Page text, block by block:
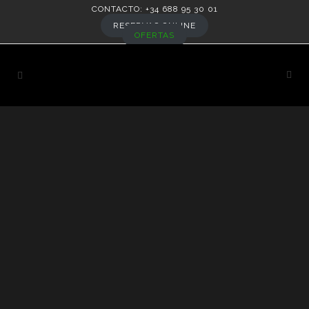
CONTACTO: +34 688 95 30 01
RESERVAS ONLINE
OFERTAS